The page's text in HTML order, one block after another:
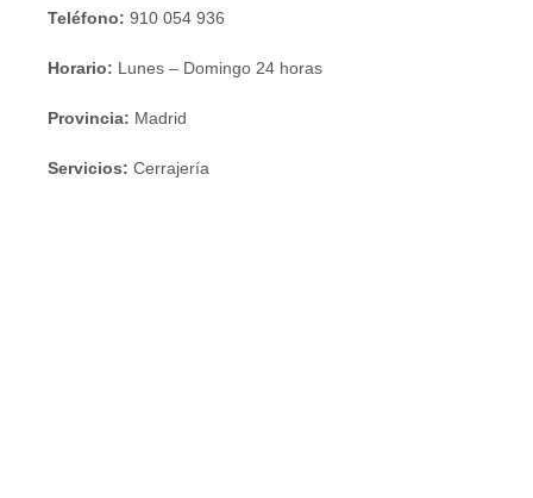
Teléfono: 910 054 936
Horario: Lunes – Domingo 24 horas
Provincia: Madrid
Servicios: Cerrajería